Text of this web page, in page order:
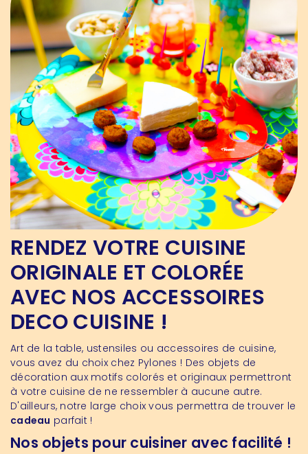
RENDEZ VOTRE CUISINE
ORIGINALE ET COLORÉE
AVEC NOS ACCESSOIRES
DECO CUISINE !
Art de la table, ustensiles ou accessoires de cuisine,
vous avez du choix chez Pylones ! Des objets de
décoration aux motifs colorés et originaux permettront
à votre cuisine de ne ressembler à aucune autre.
D'ailleurs, notre large choix vous permettra de trouver le
cadeau parfait !
Nos objets pour cuisiner avec facilité !